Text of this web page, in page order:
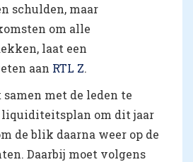
schulden, maar
om alle
laat een
aan RTL Z.
met de leden te
liquiditeitsplan om dit jaar
de blik daarna weer op de
Daarbij moet volgens